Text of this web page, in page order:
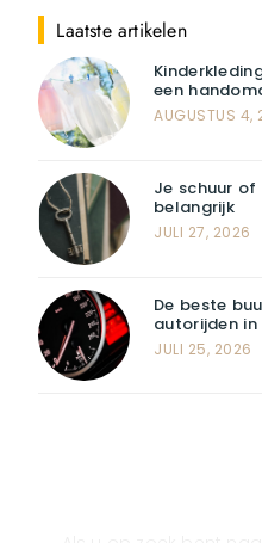
Laatste artikelen
een
AUGUSTUS 4,
Je schuur
belangrijk
JULI 27, 2026
De beste
autorijden in
JULI 25, 2026